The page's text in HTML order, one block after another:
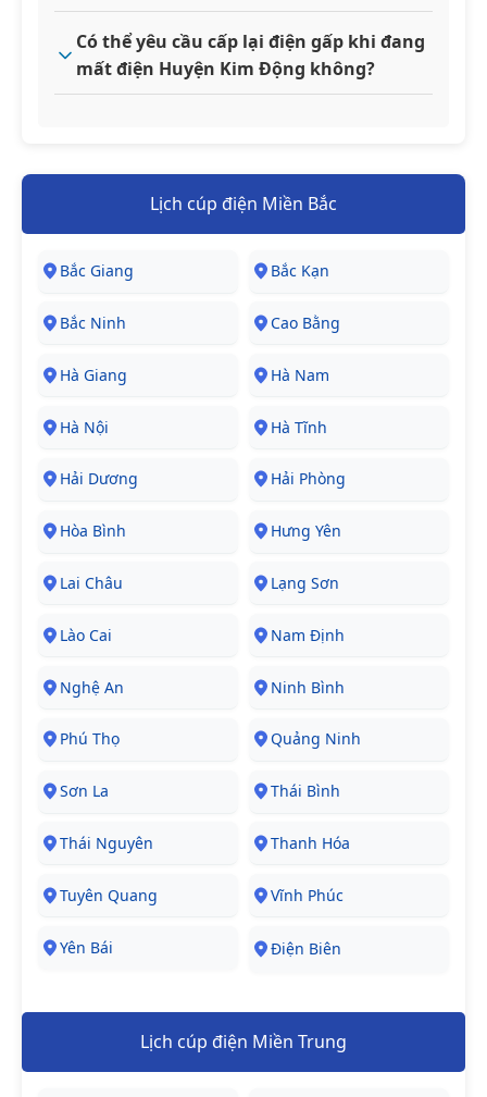
Có thể yêu cầu cấp lại điện gấp khi đang
mất điện Huyện Kim Động không?
Lịch cúp điện Miền Bắc
Bắc Giang Bắc Kạn
Bắc Ninh Cao Bằng
Hà Giang Hà Nam
Hà Nội Hà Tĩnh
Hải Dương Hải Phòng
Hòa Bình Hưng Yên
Lai Châu Lạng Sơn
Lào Cai Nam Định
Nghệ An Ninh Bình
Phú Thọ Quảng Ninh
Sơn La Thái Bình
Thái Nguyên Thanh Hóa
Tuyên Quang Vĩnh Phúc
Yên Bái Điện Biên
Lịch cúp điện Miền Trung